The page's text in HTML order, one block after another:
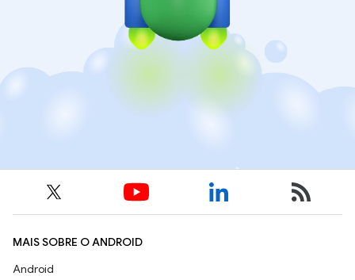
MAIS SOBRE O ANDROID
Android